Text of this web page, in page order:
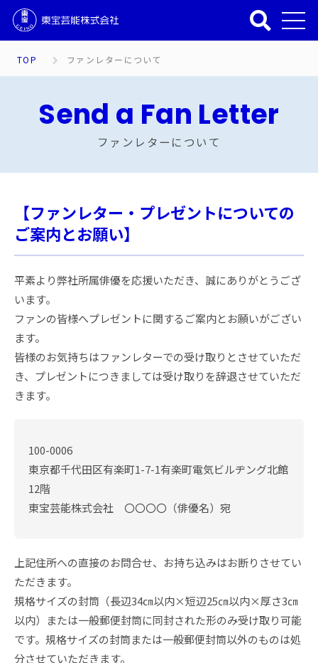
TOP ファンレターについて
Send a Fan Letter
ファンレターについて
【ファンレター・プレゼントについての
ご案内とお願い】
平素より弊社所属俳優を応援いただき、誠にありがとうござ
います。
ファンの皆様へプレゼントに関するご案内とお願いがござい
ます。
皆様のお気持ちはファンレターでの受け取りとさせていただ
き、プレゼントにつきましては受け取りを辞退させていただ
きます。
100-0006
東京都千代田区有楽町1-7-1有楽町電気ビルヂング北館
12階
東宝芸能株式会社 〇〇〇〇（俳優名）宛
上記住所への直接のお問合せ、お持ち込みはお断りさせてい
ただきます。
規格サイズの封筒（長辺34㎝以内×短辺25㎝以内×厚さ3㎝
以内）または一般郵便封筒に同封された形のみ受け取り可能
です。規格サイズの封筒または一般郵便封筒以外のものは処
分させていただきます。